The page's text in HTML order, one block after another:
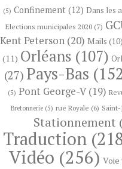
(5) Confinement (12) Dans les
Elections municipales 2020(7)
Kent Peterson (20) Mails (10)
(11) Orléans (107)
(27) Pays-Bas
(5) Pont George-V(19)
Bretonnerie (5) rue Royale (6)
Stationnement
Traduction
Vidéo (256)